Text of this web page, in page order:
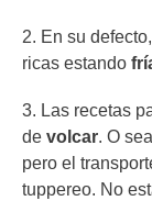
2. En su
ricas estando
3. Las recetas
de volcar. O
pero el
tuppereo. No